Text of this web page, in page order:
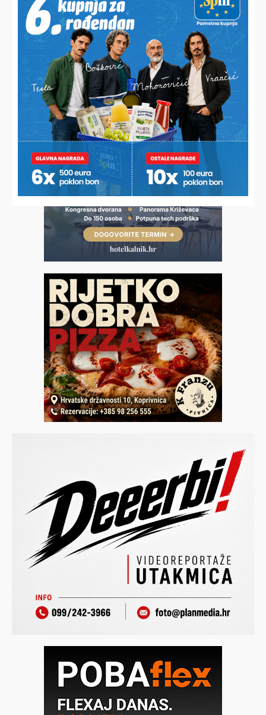
U LITVI OSVOJIO ZLATO
Koprivničanac novi europski prvak, digao 232,5 kilograma i
skinuo hrvatski rekord